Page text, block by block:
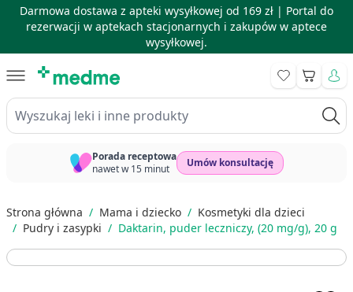
Darmowa dostawa z apteki wysyłkowej od 169 zł | Portal do
rezerwacji w aptekach stacjonarnych i zakupów w aptece
wysyłkowej.
Wyszukaj leki i inne produkty
Koszyk
Porada receptowa
nawet w 15 minut
Umów konsultację
Strona główna / Mama i dziecko / Kosmetyki dla dzieci
/ Pudry i zasypki / Daktarin, puder leczniczy, (20 mg/g), 20 g